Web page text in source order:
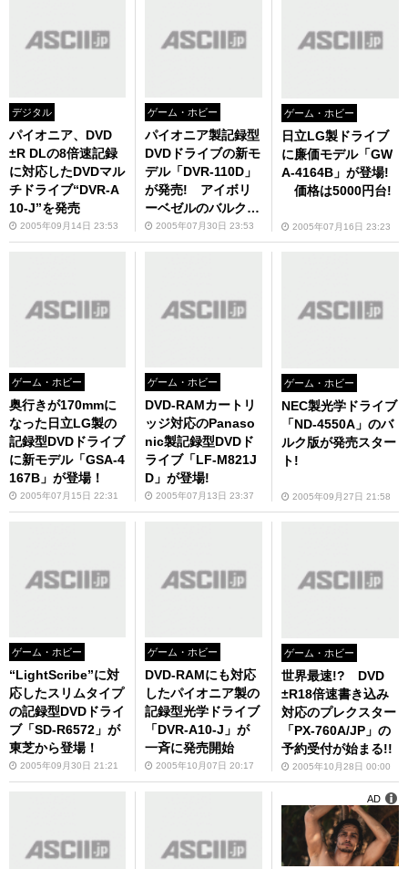
デジタル
パイオニア、DVD
±R DLの8倍速記録
に対応したDVDマル
チドライブ“DVR-A
10-J”を発売
2005年09月14日 23:53
ゲーム・ホビー
パイオニア製記録型
DVDドライブの新モ
デル「DVR-110D」
が発売! アイボリ
ーベゼルのバルク
版！2005年07月30日 23:53
ゲーム・ホビー
日立LG製ドライブ
に廉価モデル「GW
A-4164B」が登場!
価格は5000円台!
2005年07月16日 23:23
ゲーム・ホビー
奥行きが170mmに
なった日立LG製の
記録型DVDドライブ
に新モデル「GSA-4
167B」が登場！
2005年07月15日 22:31
ゲーム・ホビー
DVD-RAMカートリ
ッジ対応のPanaso
nic製記録型DVDド
ライブ「LF-M821J
D」が登場!
2005年07月13日 23:37
ゲーム・ホビー
NEC製光学ドライブ
「ND-4550A」のバ
ルク版が発売スター
ト!
2005年09月27日 21:58
ゲーム・ホビー
“LightScribe”に対
応したスリムタイプ
の記録型DVDドライ
ブ「SD-R6572」が
東芝から登場！
2005年09月30日 21:21
ゲーム・ホビー
DVD-RAMにも対応
したパイオニア製の
記録型光学ドライブ
「DVR-A10-J」が
一斉に発売開始
2005年10月07日 20:17
ゲーム・ホビー
世界最速!? DVD
±R18倍速書き込み
対応のプレクスター
「PX-760A/JP」の
予約受付が始まる!!
2005年10月28日 00:00
AD